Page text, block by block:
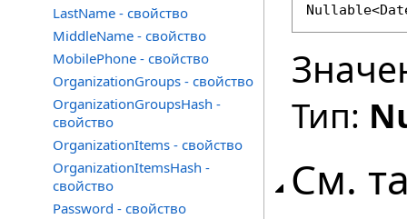
LastName - свойство
MiddleName - свойство
MobilePhone - свойство
OrganizationGroups - свойство
OrganizationGroupsHash -
свойство
OrganizationItems - свойство
OrganizationItemsHash -
свойство
Password - свойство
Nullable<
Тип:
См.